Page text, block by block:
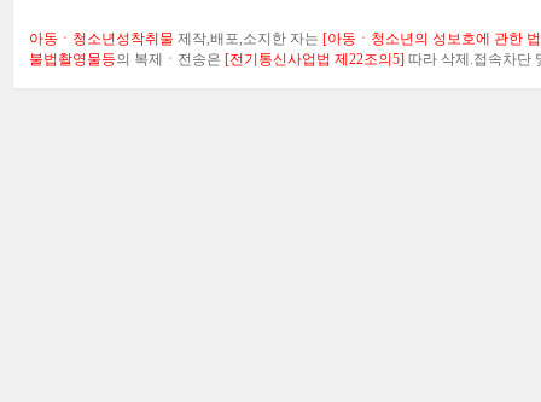
아동ㆍ청소년성착취물 제작,배포,소지한 자는 [아동ㆍ청소년의 성보호에 관한
불법촬영물등의 복제ㆍ전송은 [전기통신사업법 제22조의5] 따라 삭제.접속차단